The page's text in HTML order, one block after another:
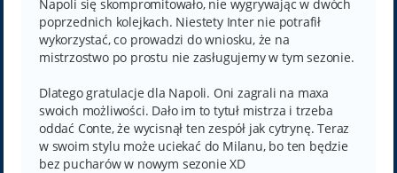
Napoli się skompromitowało, nie wygrywając w dwóch
poprzednich kolejkach. Niestety Inter nie potrafił
wykorzystać, co prowadzi do wniosku, że na
mistrzostwo po prostu nie zasługujemy w tym sezonie.
Dlatego gratulacje dla Napoli. Oni zagrali na maxa
swoich możliwości. Dało im to tytuł mistrza i trzeba
oddać Conte, że wycisnął ten zespół jak cytrynę. Teraz
w swoim stylu może uciekać do Milanu, bo ten będzie
bez pucharów w nowym sezonie XD